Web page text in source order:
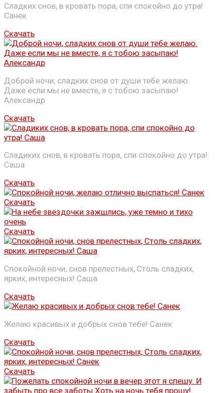
Сладких снов, в кровать пора, спи спокойно до утра!
Санек
Скачать
Доброй ночи, сладких снов от души тебе желаю.
Даже если мы не вместе, я с тобою засыпаю!
Александр
Скачать
Сладиких снов, в кровать пора, спи спокойно до утра!
Саша
Скачать
Скачать
Скачать
Спокойной ночи, снов прелестных, Столь сладких,
ярких, интересных! Саша
Скачать
Желаю красивых и добрых снов тебе! Санек
Скачать
Скачать